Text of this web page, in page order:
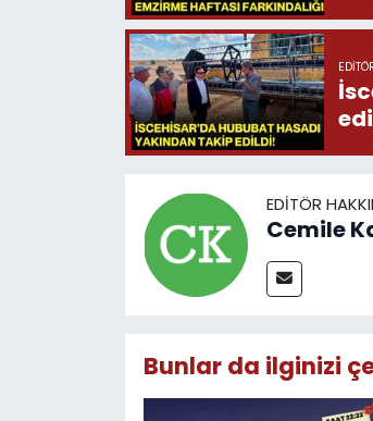
EDITÖR
Cemile
Bunlar da ilginizi